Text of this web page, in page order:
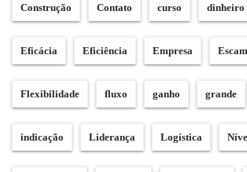
Construção Contato curso dinheiro
Eficácia Eficiência Empresa
Flexibilidade fluxo ganho grande
indicação Liderança Logística